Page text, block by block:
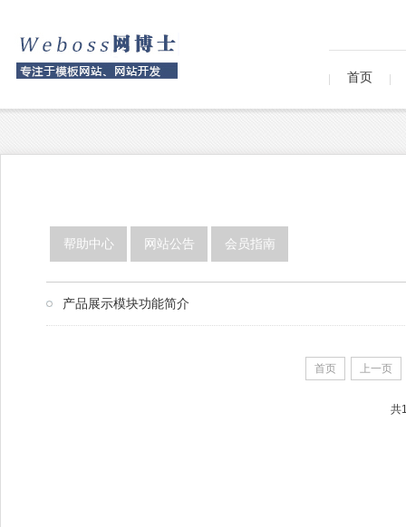
首页
帮助中心 网站公告 会员指南
产品展示模块功能简介
首页 上一页
共